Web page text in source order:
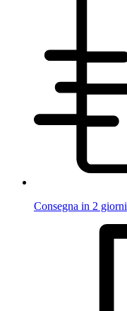
Consegna in 2 giorni